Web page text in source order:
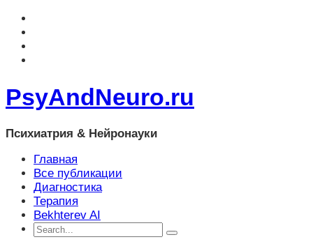
PsyAndNeuro.ru
Психиатрия & Нейронауки
Главная
Все публикации
Диагностика
Терапия
Bekhterev AI